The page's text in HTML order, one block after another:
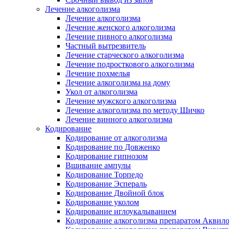
Лечение алкоголизма
Лечение алкоголизма
Лечение женского алкоголизма
Лечение пивного алкоголизма
Частный вытрезвитель
Лечение старческого алкоголизма
Лечение подросткового алкоголизма
Лечение похмелья
Лечение алкоголизма на дому
Укол от алкоголизма
Лечение мужского алкоголизма
Лечение алкоголизма по методу Шичко
Лечение винного алкоголизма
Кодирование
Кодирование от алкоголизма
Кодирование по Довженко
Кодирование гипнозом
Вшивание ампулы
Кодирование Торпедо
Кодирование Эспераль
Кодирование Двойной блок
Кодирование уколом
Кодирование иглоукалыванием
Кодирование алкоголизма препаратом